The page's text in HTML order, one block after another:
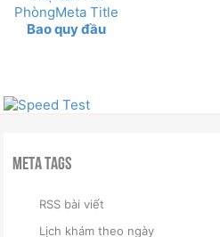
Bao quy đầu
Meta Tags
RSS bài viết
Lịch khám theo ngày